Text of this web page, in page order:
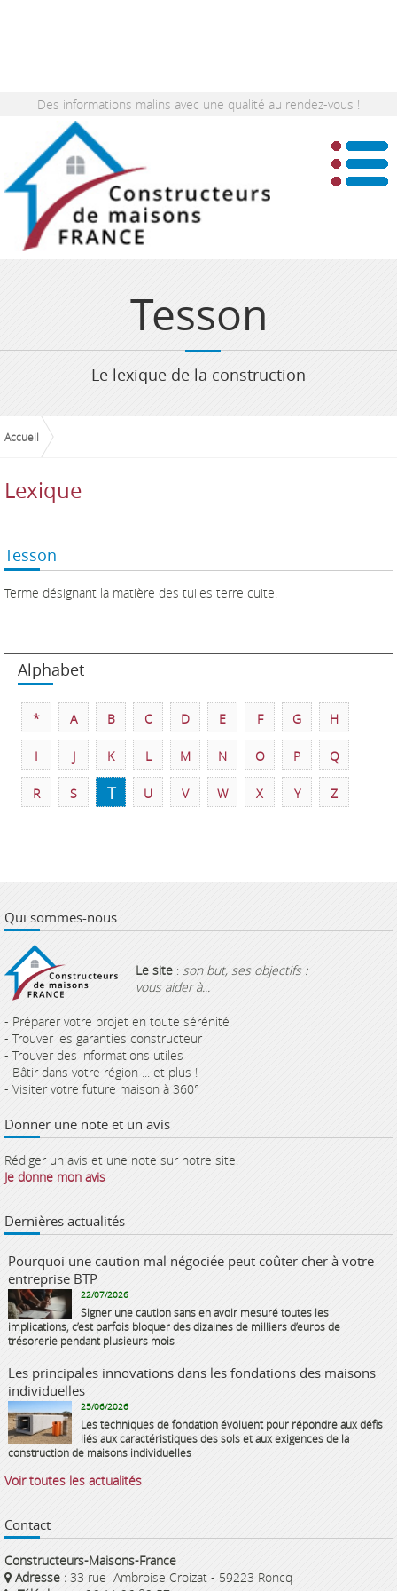
Des informations malins avec une qualité au rendez-vous !
Tesson
Le lexique de la construction
Accueil
Lexique
Tesson
Terme désignant la matière des tuiles terre cuite.
Alphabet
* A B C D E F G H
I J K L M N O P Q
R S T U V W X Y Z
Qui sommes-nous
Le site : son but, ses objectifs :
vous aider à...
- Préparer votre projet en toute sérénité
- Trouver les garanties constructeur
- Trouver des informations utiles
- Bâtir dans votre région ... et plus !
- Visiter votre future maison à 360°
Donner une note et un avis
Rédiger un avis et une note sur notre site.
Je donne mon avis
Dernières actualités
Pourquoi une caution mal négociée peut coûter cher à votre
entreprise BTP
22/07/2026
Signer une caution sans en avoir mesuré toutes les
implications, c’est parfois bloquer des dizaines de milliers d’euros de
trésorerie pendant plusieurs mois
Les principales innovations dans les fondations des maisons
individuelles
25/06/2026
Les techniques de fondation évoluent pour répondre aux défis
liés aux caractéristiques des sols et aux exigences de la
construction de maisons individuelles
Voir toutes les actualités
Contact
Constructeurs-Maisons-France
Adresse : 33 rue Ambroise Croizat - 59223 Roncq